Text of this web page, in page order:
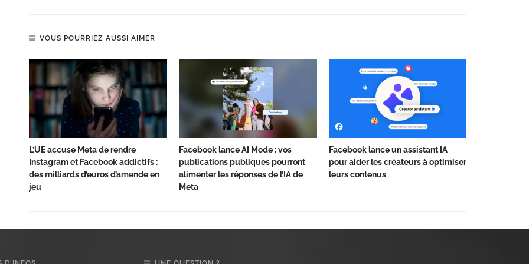
VOUS POURRIEZ AUSSI AIMER
L’UE accuse Meta de rendre
Instagram et Facebook addictifs :
des milliards d’euros d’amende en
jeu
Facebook lance AI Mode : vos
publications publiques pourront
alimenter les réponses de l’IA de
Meta
Facebook lance un assistant IA
pour aider les créateurs à optimiser
leurs contenus